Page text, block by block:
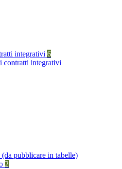
integrativi 6
contratti integrativi
pubblicare in tabelle)
2